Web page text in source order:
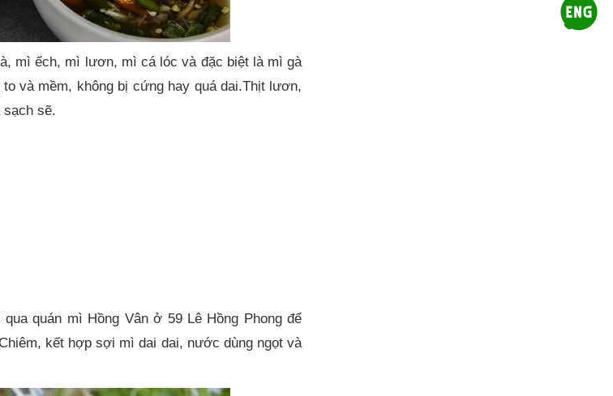
mì ếch, mì lươn, mì cá lóc và đặc biệt là mì gà
và mềm, không bị cứng hay quá dai.Thịt lươn,
sạch sẽ.
quán mì Hồng Vân ở 59 Lê Hồng Phong để
kết hợp sợi mì dai dai, nước dùng ngọt và